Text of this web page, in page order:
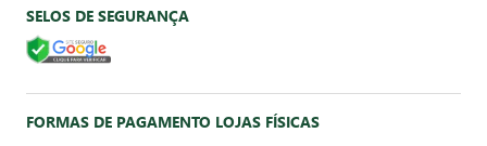
SELOS DE SEGURANÇA
FORMAS DE PAGAMENTO LOJAS FÍSICAS